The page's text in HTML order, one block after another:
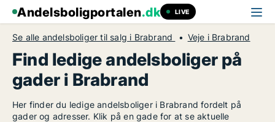
Andelsboligportalen.dk LIVE
Se alle andelsboliger til salg i Brabrand Veje i Brabrand
Find ledige andelsboliger på
gader i Brabrand
Her finder du ledige andelsboliger i Brabrand fordelt på
gader og adresser. Klik på en gade for at se aktuelle